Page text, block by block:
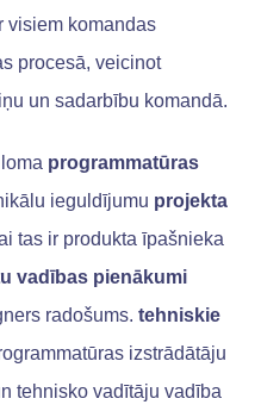
visiem komandas
procesā, veicinot
un sadarbību komandā.
programmatūras
ieguldījumu projekta
tas ir produkta īpašnieka
vadības pienākumi
radošums. tehniskie
izstrādātāju
tehnisko vadītāju vadība